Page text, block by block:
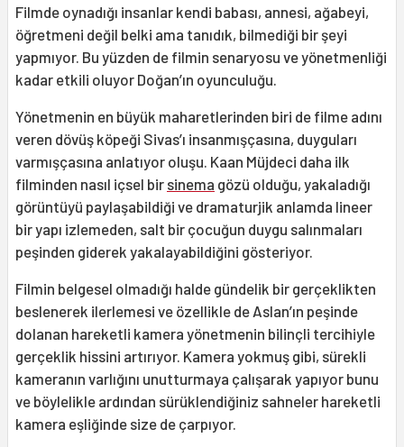
Filmde oynadığı insanlar kendi babası, annesi, ağabeyi,
öğretmeni değil belki ama tanıdık, bilmediği bir şeyi
yapmıyor. Bu yüzden de filmin senaryosu ve yönetmenliği
kadar etkili oluyor Doğan’ın oyunculuğu.
Yönetmenin en büyük maharetlerinden biri de filme adını
veren dövüş köpeği Sivas’ı insanmışçasına, duyguları
varmışçasına anlatıyor oluşu. Kaan Müjdeci daha ilk
filminden nasıl içsel bir sinema gözü olduğu, yakaladığı
görüntüyü paylaşabildiği ve dramaturjik anlamda lineer
bir yapı izlemeden, salt bir çocuğun duygu salınmaları
peşinden giderek yakalayabildiğini gösteriyor.
Filmin belgesel olmadığı halde gündelik bir gerçeklikten
beslenerek ilerlemesi ve özellikle de Aslan’ın peşinde
dolanan hareketli kamera yönetmenin bilinçli tercihiyle
gerçeklik hissini artırıyor. Kamera yokmuş gibi, sürekli
kameranın varlığını unutturmaya çalışarak yapıyor bunu
ve böylelikle ardından sürüklendiğiniz sahneler hareketli
kamera eşliğinde size de çarpıyor.